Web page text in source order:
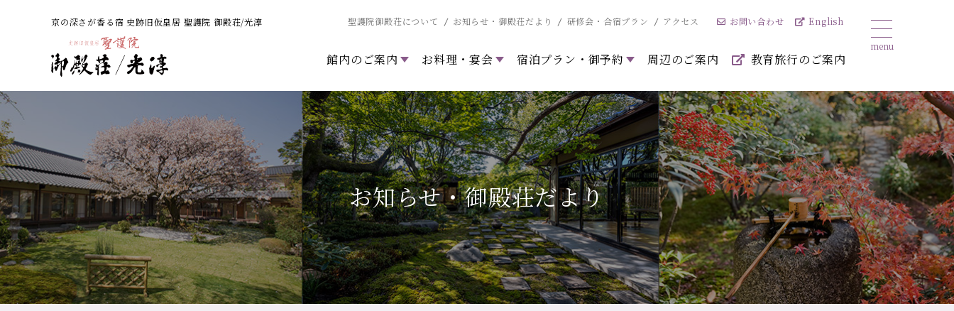
京の深さが香る宿 史跡旧仮皇居 聖護院 御殿荘/光淳 聖護院御殿荘について お知らせ・御殿荘だより 研修会・合宿プラン アクセス お問い合わせ English
館内のご案内 お料理・宴会 宿泊プラン・御予約 周辺のご案内 教育旅行のご案内
お知らせ・御殿荘だより